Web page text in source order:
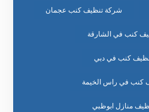
شركة تنظيف كنب عجمان
كنب في الشارقة
كنب في دبي
كنب في راس الخيمة
منازل ابوظبي